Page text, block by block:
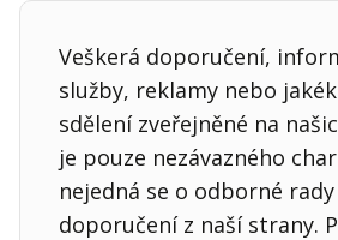
Veškerá doporučení,
služby, reklamy nebo
sdělení zveřejněné na
je pouze nezávazného
nejedná se o odborné
doporučení z naší strany.